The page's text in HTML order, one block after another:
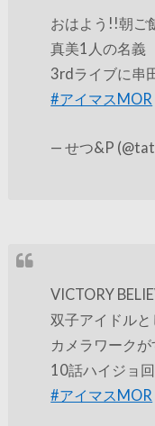
おはよう!!朝ご
真美1人の名義
3rdライブに串
#アイマスMOR
— せつ&P
VICTORY
双子アイドル
カメラワークが
10話ハイジョ
#アイマスMOR